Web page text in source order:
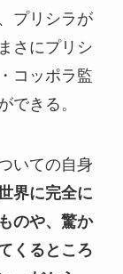
プリシラが
さにプリシ
コッポラ監
できる。
いての自身
界に完全に
のや、驚か
くるところ